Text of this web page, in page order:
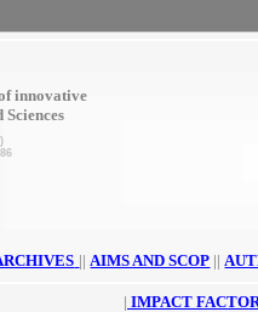
|| AIMS AND SCOP ||
| IMPACT
innovative